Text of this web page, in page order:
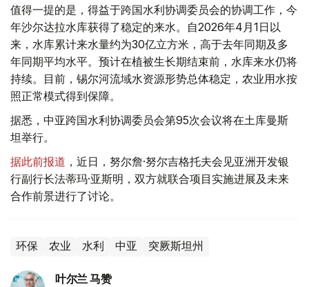
值得一提的是，得益于跨国水利协调委员会的协调工作，今
年沙尔达拉水库获得了稳定的来水。自2026年4月1日以
来，水库累计来水量约为30亿立方米，高于去年同期及多
年同期平均水平。预计在植被生长期结束前，水库来水仍将
持续。目前，锡尔河流域水资源形势总体稳定，农业用水按
照正常模式得到保障。
据悉，中亚跨国水利协调委员会第95次会议将在土库曼斯
坦举行。
据此前报道 ，近日，努尔詹·努尔吉格托夫会见亚洲开发银
行副行长法蒂玛·亚斯明，双方就联合项目实施进展及未来
合作前景进行了讨论。
环保 农业 水利 中亚 突厥斯坦州
叶尔兰 马赞